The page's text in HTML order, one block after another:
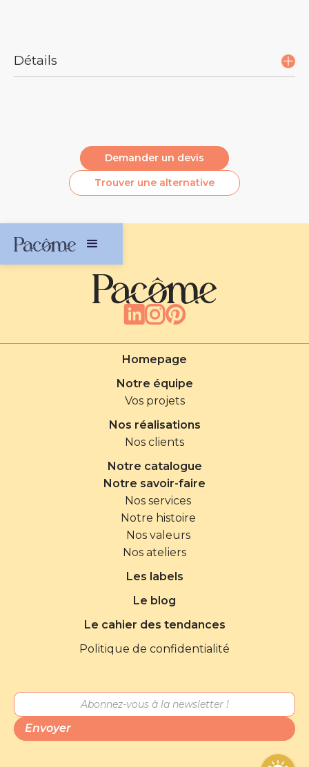
Détails
Encolure ronde en bord-côte.
Bande de propreté ton sur ton dans l’encolure
(prolongement dos-épaule).
manche gauche au porter.
Finition double aiguille bas de manches et bas
Emballage 100% recyclable.
Matière : 100% coton peigné biologique 170 g/m2
Demander un devis
Trouver une alternative
Homepage
Notre équipe
Vos projets
Nos réalisations
Nos clients
Notre catalogue
Notre savoir-faire
Nos services
Notre histoire
Nos valeurs
Nos ateliers
Les labels
Le blog
Le cahier des tendances
Politique de confidentialité